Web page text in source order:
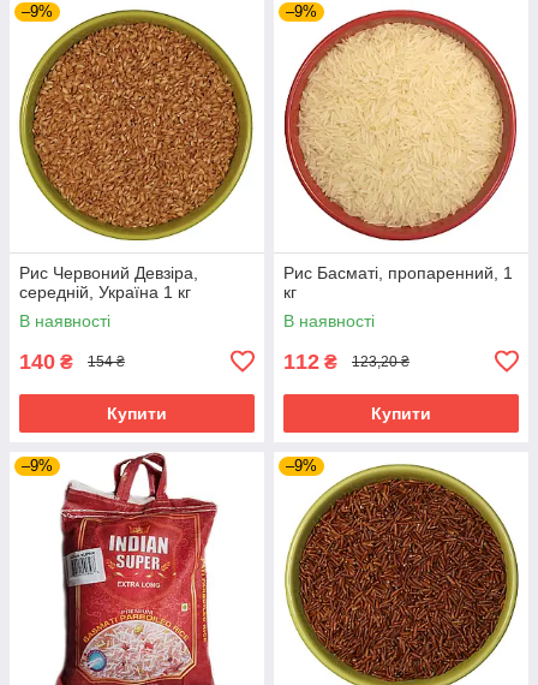
–9%
Рис Червоний Девзіра,
середній, Україна 1 кг
В наявності
140 ₴ 154 ₴
Купити
–9%
Рис Басматі, пропаренний, 1
кг
В наявності
112 ₴ 123,20 ₴
Купити
–9% –9%